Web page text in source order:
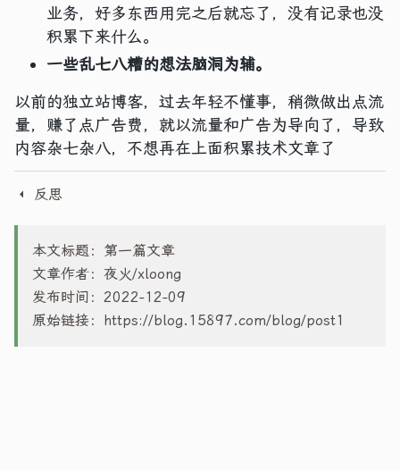
业务，好多东西用完之后就忘了，没有记录也没
积累下来什么。
一些乱七八糟的想法脑洞为辅。
以前的独立站博客，过去年轻不懂事，稍微做出点流
量，赚了点广告费，就以流量和广告为导向了，导致
内容杂七杂八，不想再在上面积累技术文章了
反思
本文标题：第一篇文章
文章作者：夜火/xloong
发布时间：2022-12-09
原始链接： https://blog.15897.com/blog/post1